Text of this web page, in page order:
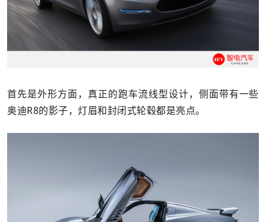
首先是外形方面，真正的跑车流线型设计，侧面带有一些
奥迪R8的影子，灯眉和封闭式轮毂都是亮点。